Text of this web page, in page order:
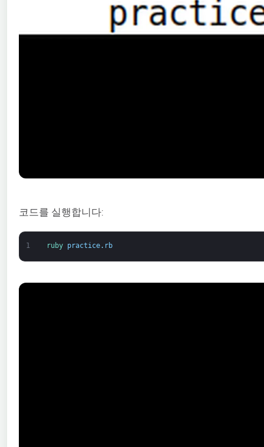
코드를 실행합니다:
1 ruby practice. rb